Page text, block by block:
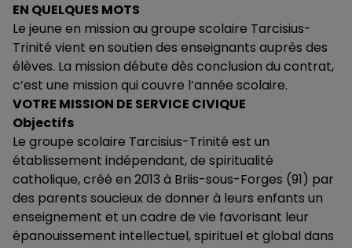
EN QUELQUES MOTS
Le jeune en mission au groupe scolaire Tarcisius-
Trinité vient en soutien des enseignants auprès des
élèves. La mission débute dès conclusion du contrat,
c’est une mission qui couvre l’année scolaire.
VOTRE MISSION DE SERVICE CIVIQUE
Objectifs
Le groupe scolaire Tarcisius-Trinité est un
établissement indépendant, de spiritualité
catholique, créé en 2013 à Briis-sous-Forges (91) par
des parents soucieux de donner à leurs enfants un
enseignement et un cadre de vie favorisant leur
épanouissement intellectuel, spirituel et global dans